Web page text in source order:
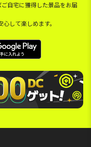
自宅に獲得した景品をお届
して楽しめます。